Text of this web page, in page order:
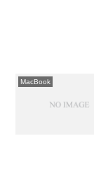
MacBook